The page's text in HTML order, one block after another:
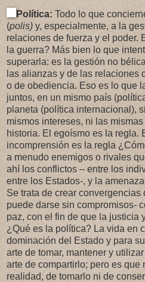
Política: Todo lo que
(polis) y, especialmente, a la
relaciones de fuerza y el poder.
la guerra? Más bien lo que
superarla: es la gestión no
las alianzas y de las relaciones
o de obediencia. Eso es lo que
juntos, en un mismo país
planeta (política internacional),
mismos intereses, ni las
historia. El egoísmo es la regla.
incomprensión es la regla
a menudo enemigos o rivales
ahí los conflictos – entre los
entre los Estados-, y la
Se trata de crear
puede darse sin compromisos-
paz, con el fin de que la justicia
¿Qué es la política? La vida en
dominación del Estado y para
arte de tomar, mantener y
arte de compartirlo; pero es que
realidad, de tomarlo ni de